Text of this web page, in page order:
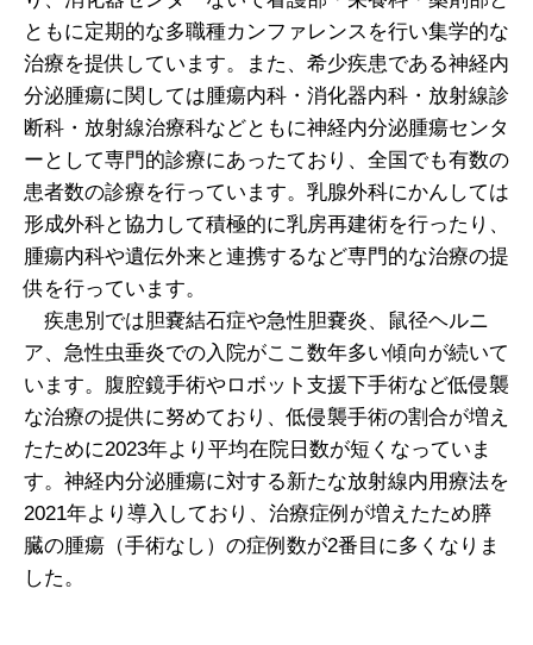
ともに定期的な多職種カンファレンスを行い集学的な
治療を提供しています。また、希少疾患である神経内
分泌腫瘍に関しては腫瘍内科・消化器内科・放射線診
断科・放射線治療科などともに神経内分泌腫瘍センタ
ーとして専門的診療にあったており、全国でも有数の
患者数の診療を行っています。乳腺外科にかんしては
形成外科と協力して積極的に乳房再建術を行ったり、
腫瘍内科や遺伝外来と連携するなど専門的な治療の提
供を行っています。
疾患別では胆嚢結石症や急性胆嚢炎、鼠径ヘルニ
ア、急性虫垂炎での入院がここ数年多い傾向が続いて
います。腹腔鏡手術やロボット支援下手術など低侵襲
な治療の提供に努めており、低侵襲手術の割合が増え
たために2023年より平均在院日数が短くなっていま
す。神経内分泌腫瘍に対する新たな放射線内用療法を
2021年より導入しており、治療症例が増えたため膵
臓の腫瘍（手術なし）の症例数が2番目に多くなりま
した。